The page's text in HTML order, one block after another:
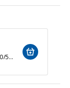
被套附一個枕頭套, 灰色, 150x200/50x80 公分